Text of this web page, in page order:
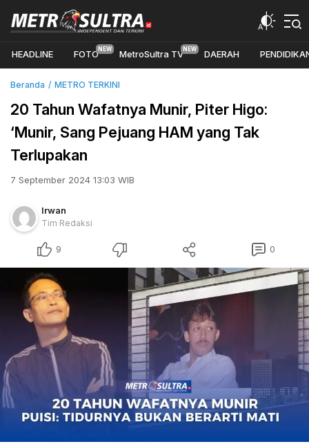
HEADLINE FOTO MetroSultra TV DAERAH
Beranda METRO TERKINI
20 Tahun Wafatnya Munir, Piter Higo:
‘Munir, Sang Pejuang HAM yang Tak
Terlupakan
7 September 2024 13:03 WIB
Irwan
Tim Redaksi
9 0